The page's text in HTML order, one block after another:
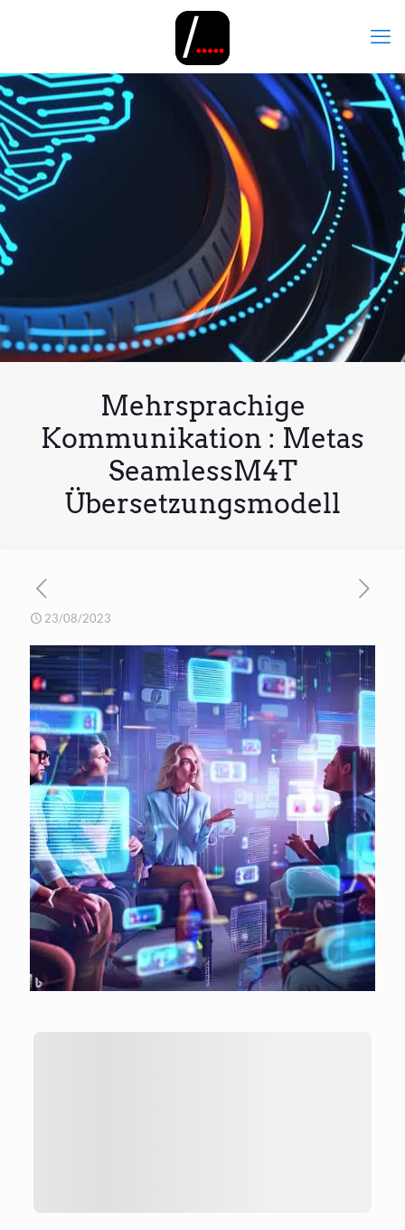
Mehrsprachige
Kommunikation : Metas
SeamlessM4T
Übersetzungsmodell
23/08/2023